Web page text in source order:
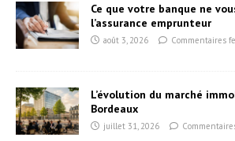
Ce que votre banque ne
l’assurance emprunteur
août 3, 2026 Commentaires
L’évolution du marché
Bordeaux
juillet 31, 2026